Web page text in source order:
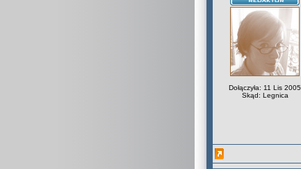
Dołączyła: 11 Lis 2005
Skąd: Legnica